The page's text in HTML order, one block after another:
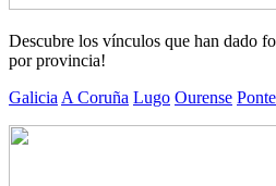
Descubre los vínculos que han dado
por provincia!
Galicia A Coruña Lugo Ourense